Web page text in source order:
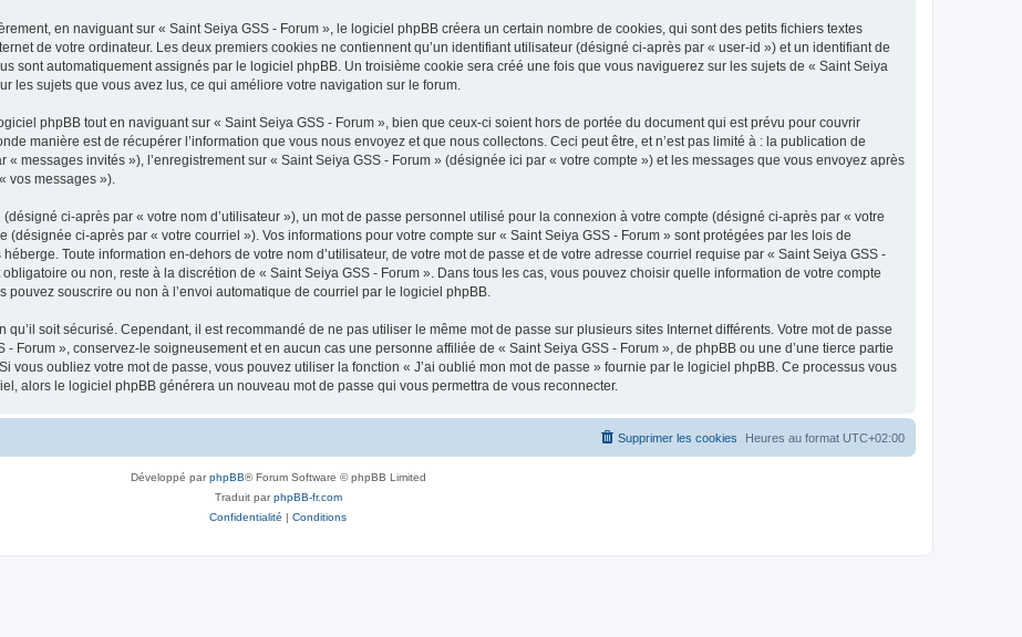
en naviguant sur « Saint Seiya GSS - Forum », le logiciel phpBB créera un certain nombre de cookies, qui sont des petits fichiers textes
de votre ordinateur. Les deux premiers cookies ne contiennent qu’un identifiant utilisateur (désigné ci-après par « user-id ») et un identifiant de
sont automatiquement assignés par le logiciel phpBB. Un troisième cookie sera créé une fois que vous naviguerez sur les sujets de « Saint Seiya
les sujets que vous avez lus, ce qui améliore votre navigation sur le forum.
phpBB tout en naviguant sur « Saint Seiya GSS - Forum », bien que ceux-ci soient hors de portée du document qui est prévu pour couvrir
manière est de récupérer l’information que vous nous envoyez et que nous collectons. Ceci peut être, et n’est pas limité à : la publication de
messages invités »), l’enregistrement sur « Saint Seiya GSS - Forum » (désignée ici par « votre compte ») et les messages que vous envoyez après
vos messages »).
ci-après par « votre nom d’utilisateur »), un mot de passe personnel utilisé pour la connexion à votre compte (désigné ci-après par « votre
ci-après par « votre courriel »). Vos informations pour votre compte sur « Saint Seiya GSS - Forum » sont protégées par les lois de
Toute information en-dehors de votre nom d’utilisateur, de votre mot de passe et de votre adresse courriel requise par « Saint Seiya GSS -
ou non, reste à la discrétion de « Saint Seiya GSS - Forum ». Dans tous les cas, vous pouvez choisir quelle information de votre compte
souscrire ou non à l’envoi automatique de courriel par le logiciel phpBB.
soit sécurisé. Cependant, il est recommandé de ne pas utiliser le même mot de passe sur plusieurs sites Internet différents. Votre mot de passe
- Forum », conservez-le soigneusement et en aucun cas une personne affiliée de « Saint Seiya GSS - Forum », de phpBB ou une d’une tierce partie
vous oubliez votre mot de passe, vous pouvez utiliser la fonction « J’ai oublié mon mot de passe » fournie par le logiciel phpBB. Ce processus vous
alors le logiciel phpBB générera un nouveau mot de passe qui vous permettra de vous reconnecter.
Heures au format UTC+02:00
Supprimer les cookies
Développé parphpBB® Forum Software © phpBB Limited
Traduit parphpBB-fr.com
Confidentialité | Conditions